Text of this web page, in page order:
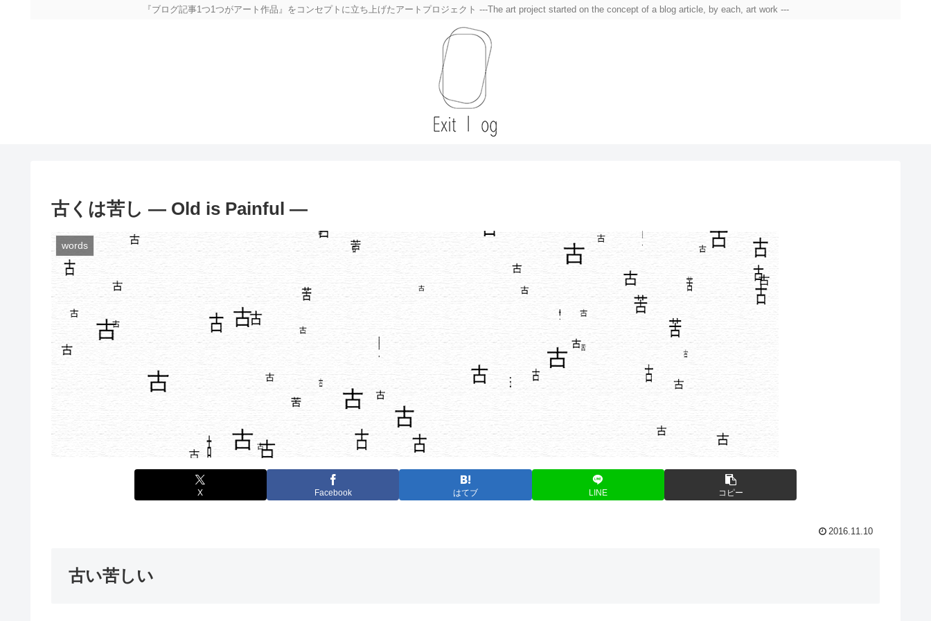
『ブログ記事1つ1つがアート作品』をコンセプトに立ち上げたアートプロジェクト ---The art project started on the concept of a blog article, by each, art work ---
古くは苦し — Old is Painful —
words
X Facebook はてブ LINE コピー
2016.11.10
古い苦しい